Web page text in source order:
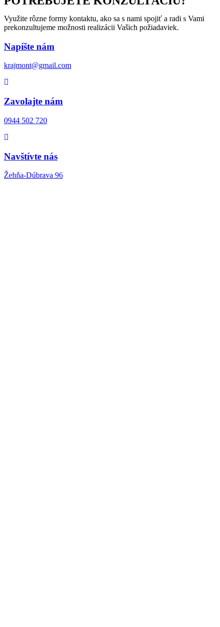
Využite rôzne formy kontaktu, ako sa s nami spojiť a radi s Vami
prekonzultujeme možnosti realizácii Vašich požiadaviek.
Napíšte nám
krajmont@gmail.com
Zavolajte nám
0944 502 720
Navštívte nás
Žehňa-Dúbrava 96